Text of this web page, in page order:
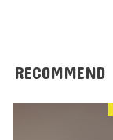
RECOMMEND